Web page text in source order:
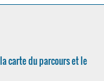
carte du parcours et le